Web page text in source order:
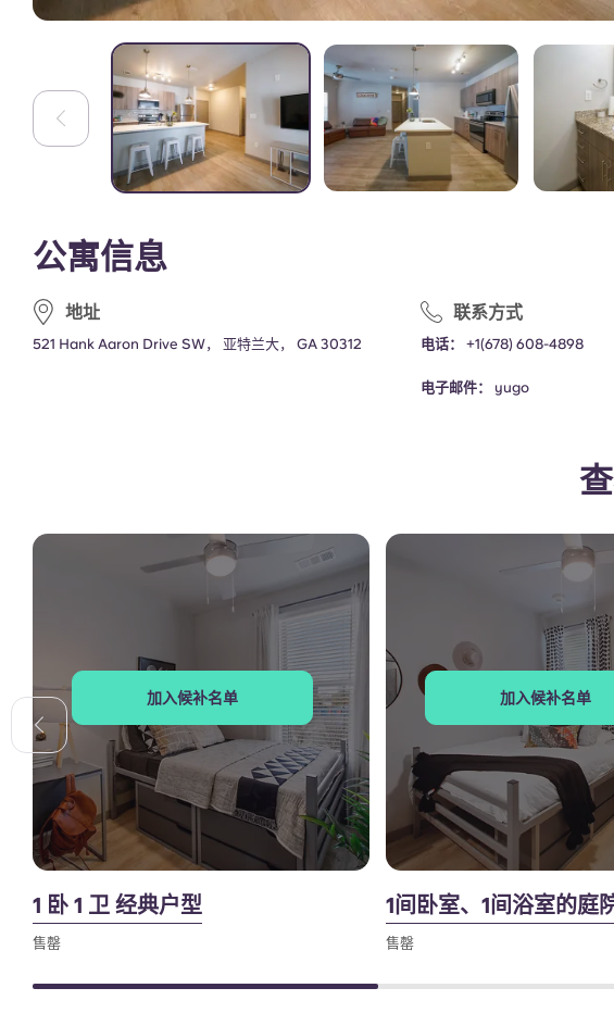
公寓信息
地址
521 Hank Aaron Drive SW， 亚特兰大， GA 30312
联系方式
电话：+1(678) 608-4898
电子邮件： yugo
加入候补名单
1 卧 1 卫 经典户型
售罄
加入候补名单
1间卧室、1间浴室的庭
售罄